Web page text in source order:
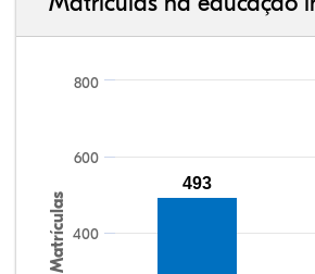
Matrículas 400
600
800
493